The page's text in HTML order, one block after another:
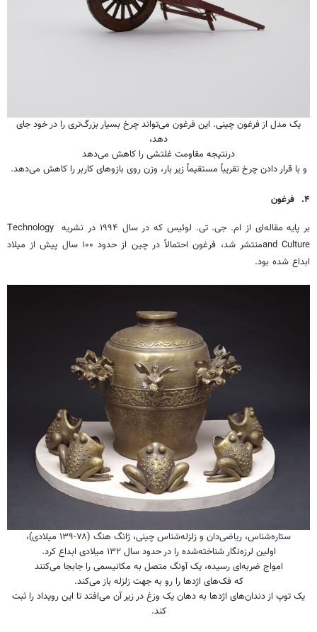
یک مدل از فرغون چینی. این فرغون می‌تواند چرخ بسیار بزرگ‌تری را در خود جای
دهد،
درنتیجه مقاومت غلتشی را کاهش می‌دهد
و با قرار دادن چرخ تقریباً مستقیماً زیر بار، وزن روی بازوهای کاربر را کاهش می‌دهد.
۴. فرغون
بر پایه مقاله‌ای از ام. جی. تی. لوئیس که در سال ۱۹۹۴ در نشریه Technology
and Cultureمنتشر شد، فرغون احتمالاً در چین از حدود ۱۰۰ سال پیش از میلاد
ابداع شده بود.
ستاره‌شناس، ریاضی‌دان و زلزله‌شناس چینی، ژانگ هنگ (۷۸-۱۳۹ میلادی)،
اولین لرزه‌نگار شناخته‌شده را در حدود سال ۱۳۲ میلادی ابداع کرد.
امواج ضربه‌ای رسیده، یک آونگ متصل به مکانیسمی را جابجا می‌کنند
که فک‌های اژدها را رو به جهت زلزله باز می‌کند.
یک توپ از دندان‌های اژدها به دهان یک وزغ در زیر آن می‌افتد تا این رویداد را ثبت
کند.